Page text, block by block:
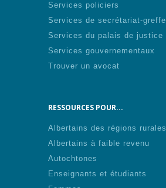
Services policiers
Services de secrétariat-greffe
Services du palais de justice
Services gouvernementaux
Trouver un avocat
RESSOURCES POUR...
Albertains des régions rurales
Albertains à faible revenu
Autochtones
Enseignants et étudiants